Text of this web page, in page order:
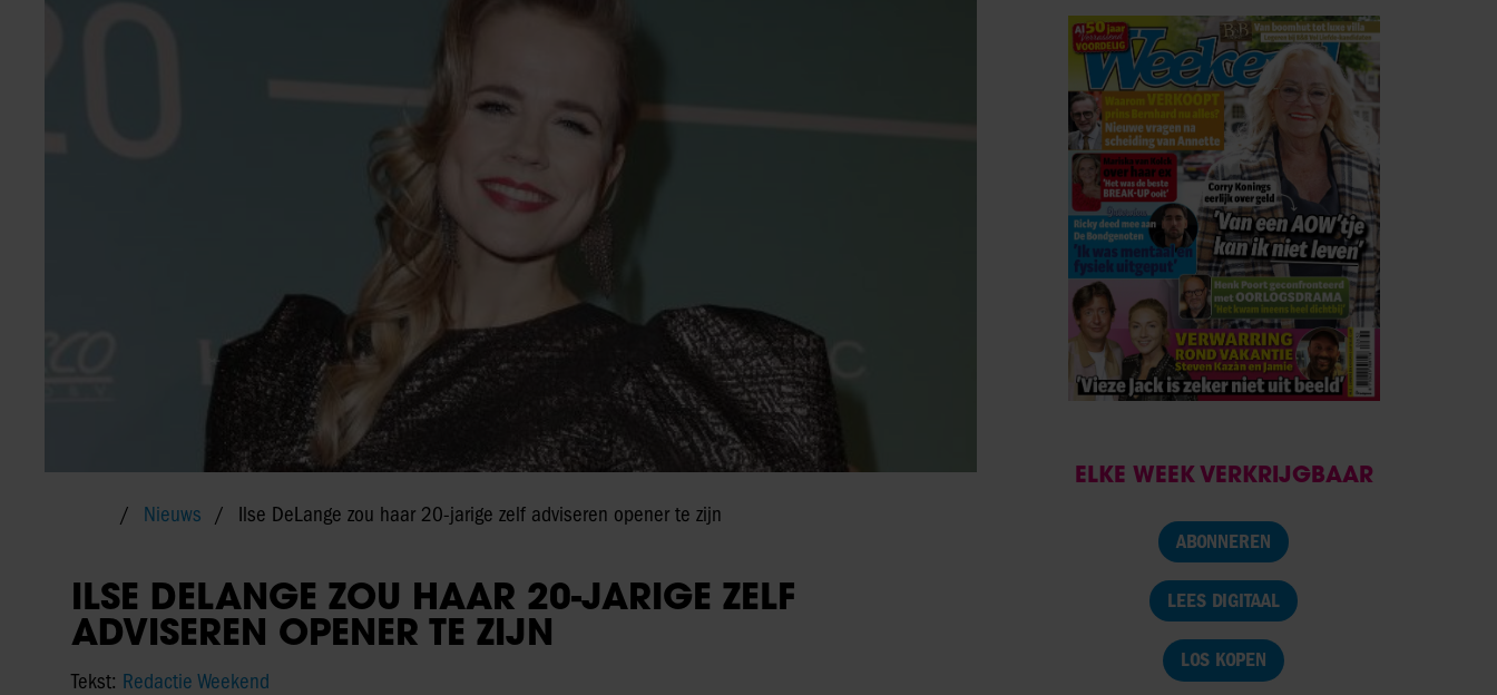
Nieuws Ilse DeLange zou haar 20-jarige zelf adviseren opener te zijn
ILSE DELANGE ZOU HAAR 20-JARIGE ZELF
ADVISEREN OPENER TE ZIJN
Tekst: Redactie Weekend
ELKE WEEK VERKRIJGBAAR
ABONNEREN
LEES DIGITAAL
LOS KOPEN